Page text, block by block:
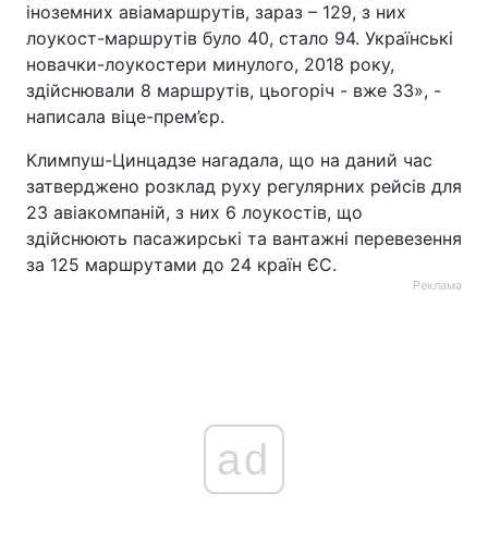
іноземних авіамаршрутів, зараз – 129, з них
лоукост-маршрутів було 40, стало 94. Українські
новачки-лоукостери минулого, 2018 року,
здійснювали 8 маршрутів, цьогоріч - вже 33», -
написала віце-прем’єр.
Климпуш-Цинцадзе нагадала, що на даний час
затверджено розклад руху регулярних рейсів для
23 авіакомпаній, з них 6 лоукостів, що
здійснюють пасажирські та вантажні перевезення
за 125 маршрутами до 24 країн ЄС.
Реклама
ad